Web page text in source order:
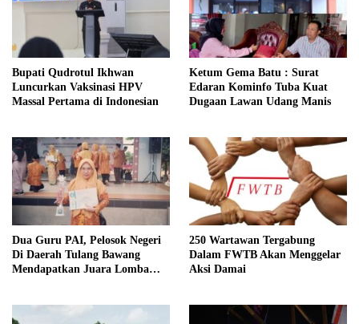
Bupati Qudrotul Ikhwan
Luncurkan Vaksinasi HPV
Massal Pertama di Indonesian
Ketum Gema Batu : Surat
Edaran Kominfo Tuba Kuat
Dugaan Lawan Udang Manis
Dua Guru PAI, Pelosok Negeri
Di Daerah Tulang Bawang
Mendapatkan Juara Lomba
250 Wartawan Tergabung
Dalam FWTB Akan Menggelar
Aksi Damai